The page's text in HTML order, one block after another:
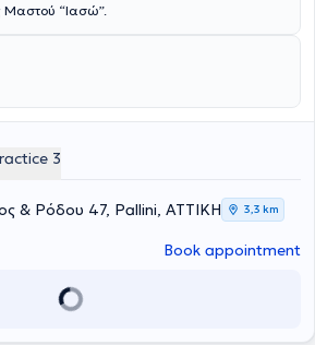
Μαστού “Ιασώ”.
3
& Ρόδου 47, Pallini, ΑΤΤΙΚΗ 3,3 km
Book appointment